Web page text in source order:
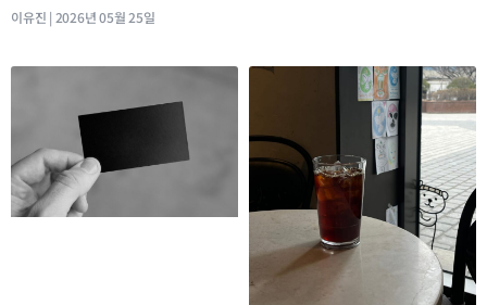
이유진 2026년 05월 25일